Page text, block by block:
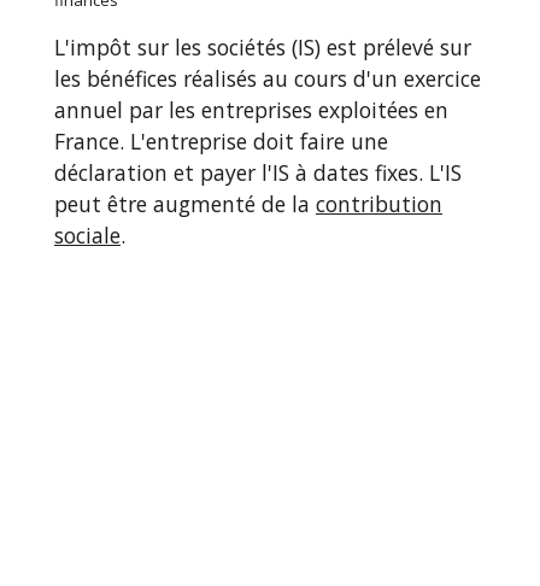
L'impôt sur les sociétés (IS) est prélevé sur
les bénéfices réalisés au cours d'un exercice
annuel par les entreprises exploitées en
France. L'entreprise doit faire une
déclaration et payer l'IS à dates fixes. L'IS
peut être augmenté de la contribution
sociale.